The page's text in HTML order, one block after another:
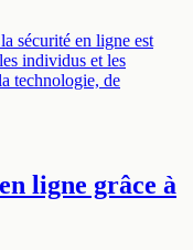
sécurité en ligne est
individus et les
technologie, de
ligne grâce à